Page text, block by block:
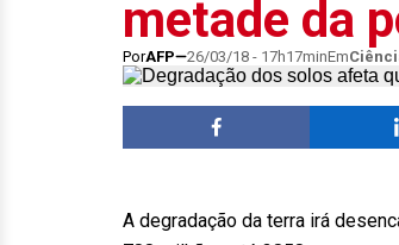
metade da
PorAFP 26/03/18 - 17h17minEm
A degradação da terra irá